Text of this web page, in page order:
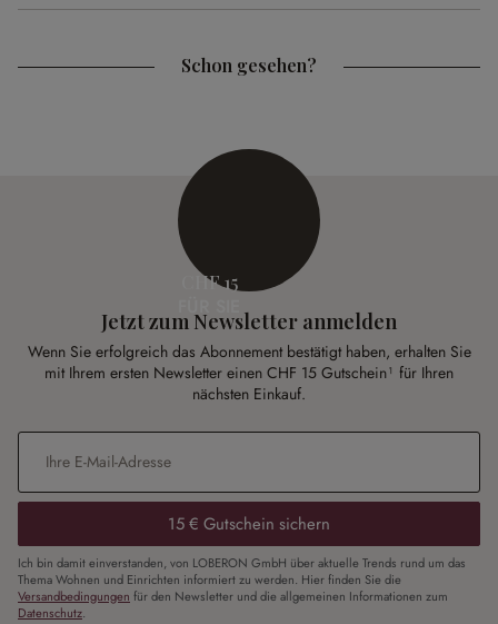
Schon gesehen?
CHF 15
Jetzt zum Newsletter anmelden
Wenn Sie erfolgreich das Abonnement bestätigt haben, erhalten Sie
mit Ihrem ersten Newsletter einen CHF 15 Gutschein¹ für Ihren
nächsten Einkauf.
E-Mail-Adresse
15 € Gutschein sichern
Ich bin damit einverstanden, von LOBERON GmbH über aktuelle Trends rund um das
Thema Wohnen und Einrichten informiert zu werden. Hier finden Sie die
Versandbedingungen für den Newsletter und die allgemeinen Informationen zum
Datenschutz.